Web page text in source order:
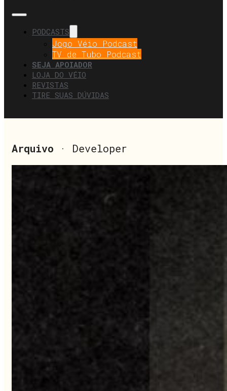
PODCASTS
Jogo Véio Podcast
TV de Tubo Podcast
SEJA APOIADOR
LOJA DO VÉIO
REVISTAS
TIRE SUAS DÚVIDAS
Arquivo · Developer